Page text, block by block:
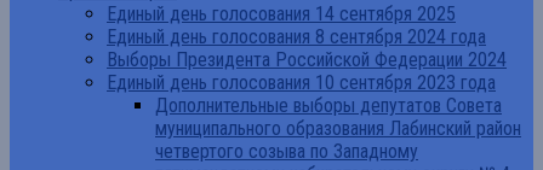
Единый день голосования 14 сентября 2025
Единый день голосования 8 сентября 2024 года
Выборы Президента Российской Федерации 2024
Единый день голосования 10 сентября 2023 года
Дополнительные выборы депутатов Совета
муниципального образования Лабинский район
четвертого созыва по Западному